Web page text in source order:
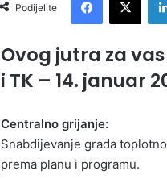
Podijelite
Ovog jutra za
i TK – 14. januar
Centralno grijanje:
Snabdijevanje grada
prema planu i programu.